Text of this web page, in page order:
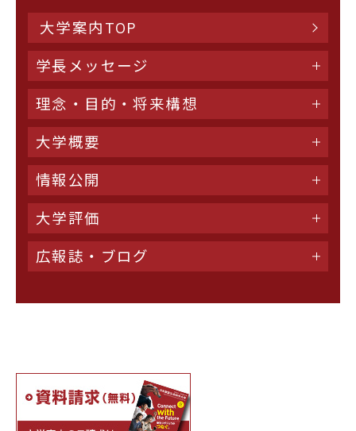
大学案内TOP
学長メッセージ
理念・目的・将来構想
大学概要
情報公開
大学評価
広報誌・ブログ